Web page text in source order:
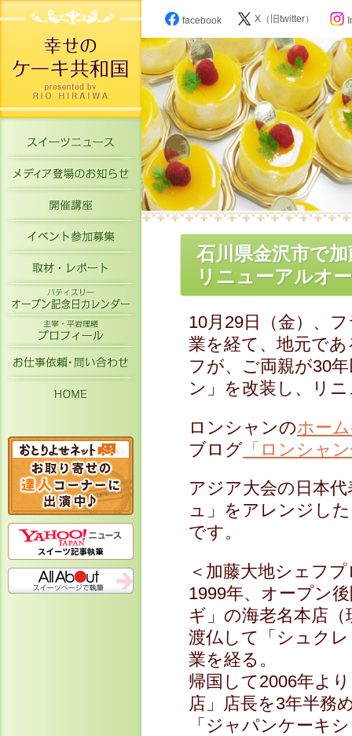
スイーツニュース
メディア登場のお知らせ
開催講座
イベント参加募集
取材・レポート
パティスリーオープン記念日カレン
主宰・平岩理緒プロフィール
お仕事依頼・お問い合わせ
facebook X（旧twitter）
石川県金沢市で
リニューアルオ
10月29日（金）、
業を経て、地元で
フが、ご両親が30
ン」を改装し、リ
ロンシャンのホー
ブログ 「ロンシャ
アジア大会の日本
ュ」をアレンジし
です。
＜加藤大地シェフ
1999年、オープン
ギ」の海老名本店
渡仏して「シュク
業を経る。
帰国して2006年よ
店」店長を3年半務
「ジャパンケーキ